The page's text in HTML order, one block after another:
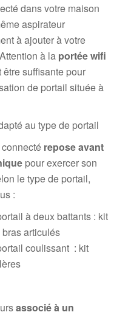
dans votre maison
aspirateur
à ajouter à votre
à la portée wifi
suffisante pour
de portail située à
au type de portail
repose avant
pour exercer son
le type de portail,
:
à deux battants : kit
articulés
coulissant : kit
associé à un